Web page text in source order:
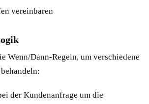
vereinbaren
Wenn/Dann-Regeln, um verschiedene
der Kundenanfrage um die